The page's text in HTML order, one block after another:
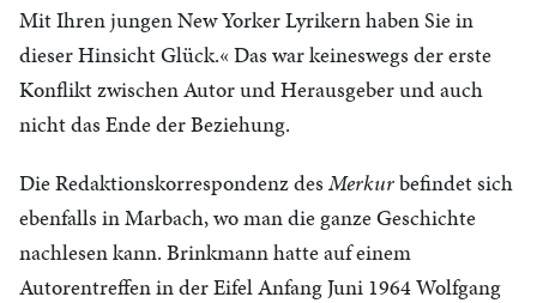
Mit Ihren jungen New Yorker Lyrikern haben Sie in
dieser Hinsicht Glück.« Das war keineswegs der erste
Konflikt zwischen Autor und Herausgeber und auch
nicht das Ende der Beziehung.
Die Redaktionskorrespondenz des Merkurbefindet sich
ebenfalls in Marbach, wo man die ganze Geschichte
nachlesen kann. Brinkmann hatte auf einem
Autorentreffen in der Eifel Anfang Juni 1964 Wolfgang